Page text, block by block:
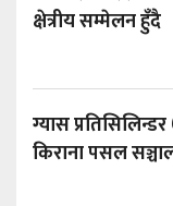
क्षेत्रीय सम्मेलन हुँदै
ग्यास
किराना पसल